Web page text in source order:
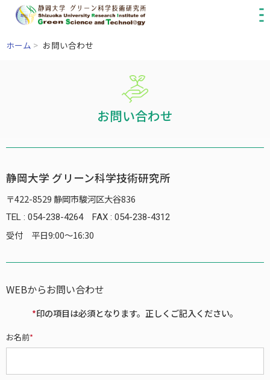
ホーム > お問い合わせ
お問い合わせ
静岡大学 グリーン科学技術研究所
〒422-8529 静岡市駿河区大谷836
TEL : 054-238-4264FAX : 054-238-4312
受付 平日9:00～16:30
WEBからお問い合わせ
*印の項目は必須となります。正しくご記入ください。
お名前*